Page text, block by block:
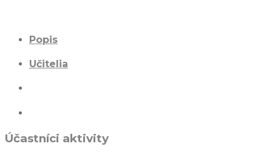
Popis
Učitelia
Účastníci aktivity